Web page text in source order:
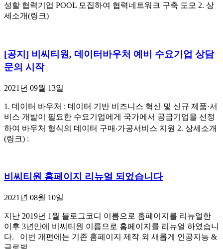
성할 협력기업 POOL 모집하여 협력네트워크 구축 도모 2. 상
세소개(링크)
[공지] 비씨티원, 데이터바우처 예비 수요기업 상담
문의 시작
2021년 09월 13일
1. 데이터 바우처 : 데이터 기반 비즈니스 혁신 및 신규 제품·서
비스 개발이 필요한 수요기업에게 국가에서 공급기업을 선정
하여 바우처 형식의 데이터 구매‧가공서비스 지원 2. 상세소개
(링크) :
비씨티원 홈페이지 리뉴얼 되었습니다
2021년 08월 10일
지난 2019년 1월 블로그코디 이름으로 홈페이지를 리뉴얼한
이후 3년만에 비씨티원 이름으로 홈페이지를 리뉴얼 하였습니
다. 이번 개편에는 기존 홈페이지 제작 외 새롭게 인공지능 &
글로벌